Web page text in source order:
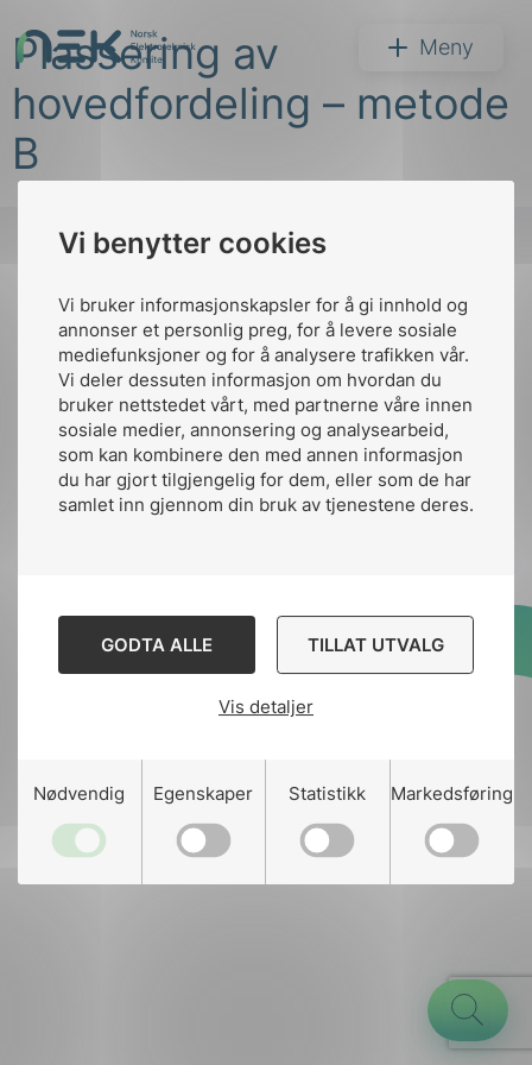
Vi benytter cookies
Vi bruker informasjonskapsler for å gi innhold og
annonser et personlig preg, for å levere sosiale
mediefunksjoner og for å analysere trafikken vår.
Vi deler dessuten informasjon om hvordan du
bruker nettstedet vårt, med partnerne våre innen
sosiale medier, annonsering og analysearbeid,
som kan kombinere den med annen informasjon
du har gjort tilgjengelig for dem, eller som de har
samlet inn gjennom din bruk av tjenestene deres.
GODTA ALLE TILLAT UTVALG
Vis detaljer
Nødvendig Egenskaper Statistikk Markedsføring
til
innhold
NEK Meny
Søk
Plassering av
hovedfordeling – metode
B
Kontakt oss
Ansatte
nek@nek.no
Bruk av Cookies
Designed and developed
Til
toppen